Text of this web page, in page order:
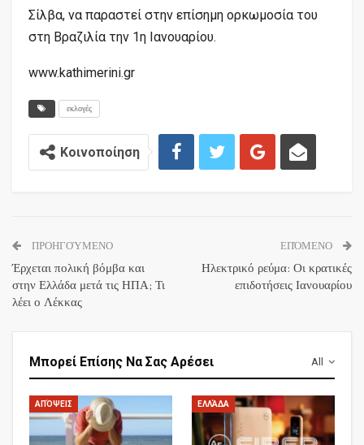
Σίλβα, να παραστεί στην επίσημη ορκωμοσία του
στη Βραζιλία την 1η Ιανουαρίου.
www.kathimerini.gr
εκλογές
Κοινοποίηση
ΠΡΟΗΓΟΎΜΕΝΟ
Έρχεται πολική βόμβα και
στην Ελλάδα μετά τις ΗΠΑ; Τι
λέει ο Λέκκας
ΕΠΌΜΕΝΟ
Ηλεκτρικό ρεύμα: Οι κρατικές
επιδοτήσεις Ιανουαρίου
All
Μπορεί Επίσης Να Σας Αρέσει
ΑΠΌΨΕΙΣ ΕΛΛΆΔΑ